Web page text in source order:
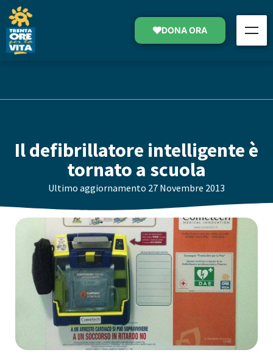
DONA ORA
Il defibrillatore intelligente è
tornato a scuola
Ultimo aggiornamento 27 Novembre 2013